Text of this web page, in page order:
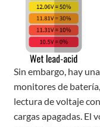
Sin embargo, hay
monitores de
lectura de voltaje
cargas apagadas. El